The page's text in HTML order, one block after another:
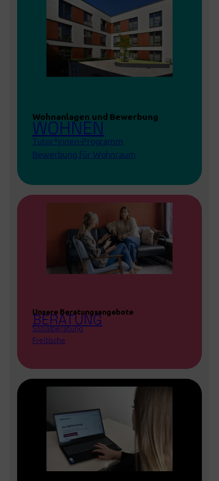
Wohnanlagen und Bewerbung
WOHNEN
Tutor*innen-Programm
Bewerbung für Wohnraum
Unsere Beratungsangebote
BERATUNG
Sozialberatung
Freitische